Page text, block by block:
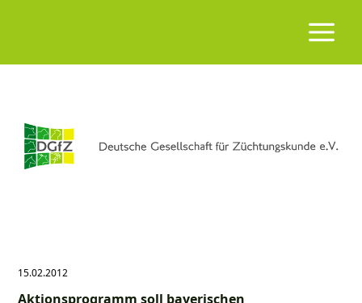
15.02.2012
Aktionsprogramm soll bayerischen